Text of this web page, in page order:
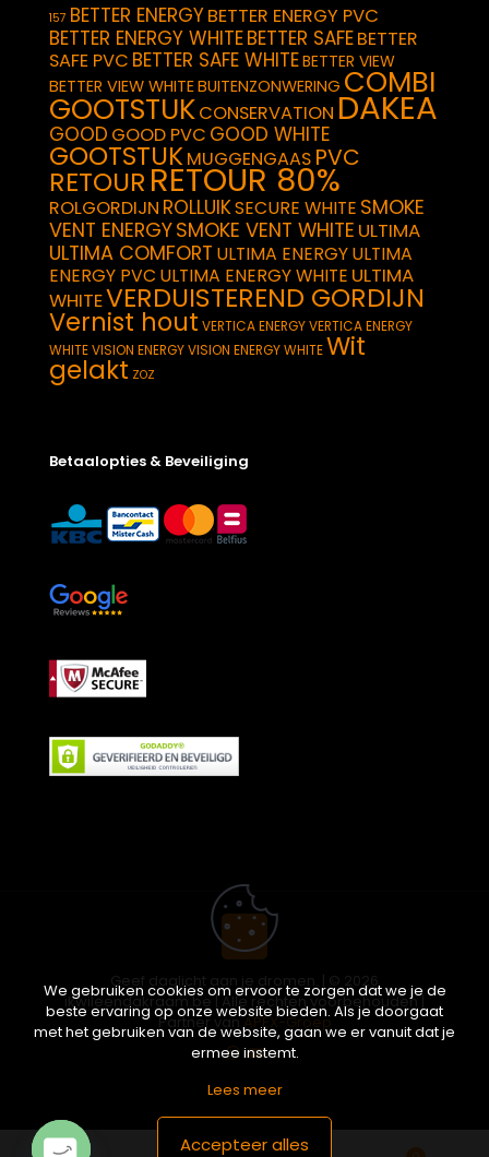
157 BETTER ENERGYBETTER ENERGY PVC
BETTER ENERGY WHITEBETTER SAFEBETTER
SAFE PVC BETTER SAFE WHITEBETTER VIEW
BETTER VIEW WHITEBUITENZONWERING COMBI
GOOTSTUKCONSERVATION DAKEA
GOOD GOOD PVC GOOD WHITE
GOOTSTUKMUGGENGAAS PVC
RETOUR RETOUR 80%
ROLGORDIJN ROLLUIKSECURE WHITE SMOKE
VENT ENERGYSMOKE VENT WHITE ULTIMA
ULTIMA COMFORT ULTIMA ENERGYULTIMA
ENERGY PVC ULTIMA ENERGY WHITE ULTIMA
WHITEVERDUISTEREND GORDIJN
Vernist hout VERTICA ENERGYVERTICA ENERGY
WHITEVISION ENERGYVISION ENERGY WHITEWit
gelakt ZOZ
Betaalopties & Beveiliging
Geef daglicht aan je dromen. | © 2026
ikwileendakraam.be | Alle rechten voorbehouden |
Partner vanAPEX-Groep
We gebruiken cookies om ervoor te zorgen dat we je de
beste ervaring op onze website bieden. Als je doorgaat
met het gebruiken van de website, gaan we er vanuit dat je
ermee instemt.
Lees meer
Accepteer alles